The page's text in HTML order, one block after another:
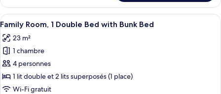
2
lits
doubles
le
type
de
chambre
Chambre
Familiale,
lits
doubles
Afficher
toutes
les
photos
pour
ce
type
Une chambre d’hôtel moderne
7
Family Room, 1 Double Bed with Bunk Bed
23 m²
1 chambre
4 personnes
1 lit double et 2 lits superposés (1 place)
Wi-Fi gratuit